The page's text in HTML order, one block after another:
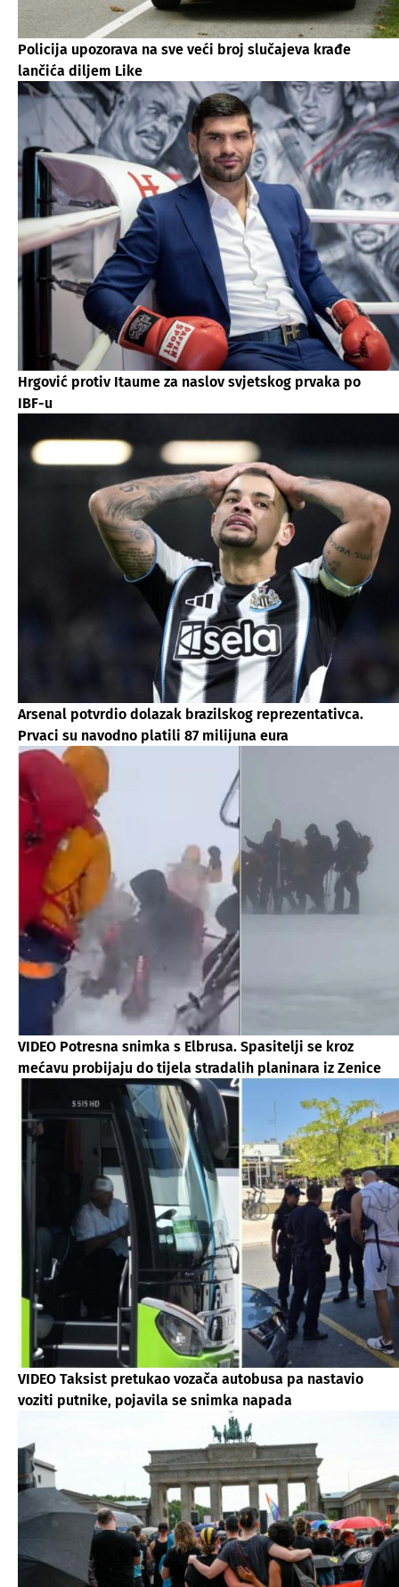
Policija upozorava na sve veći broj slučajeva krađe
lančića diljem Like
Hrgović protiv Itaume za naslov svjetskog prvaka po
IBF-u
Arsenal potvrdio dolazak brazilskog reprezentativca.
Prvaci su navodno platili 87 milijuna eura
VIDEO Potresna snimka s Elbrusa. Spasitelji se kroz
mećavu probijaju do tijela stradalih planinara iz Zenice
VIDEO Taksist pretukao vozača autobusa pa nastavio
voziti putnike, pojavila se snimka napada